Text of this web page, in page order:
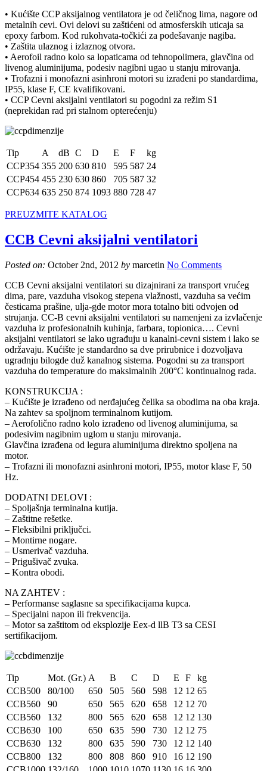
• Kućište CCP aksijalnog ventilatora je od čeličnog lima, nagore od
metalnih cevi. Ovi delovi su zaštićeni od atmosferskih uticaja sa
epoxy farbom. Kod rukohvata-točkići za podešavanje nagiba.
• Zaštita ulaznog i izlaznog otvora.
• Aerofoil radno kolo sa lopaticama od tehnopolimera, glavčina od
livenog aluminijuma, podesiv nagibni ugao u stanju mirovanja.
• Trofazni i monofazni asinhroni motori su izrađeni po standardima,
IP55, klase F, CE kvalifikovani.
• CCP Cevni aksijalni ventilatori su pogodni za režim S1
(neprekidan rad pri stalnom opterećenju)
Tip A dB C D E F
kg
CCP354 355 200 630 810 595 587 24
CCP454 455 230 630 860 705 587 32
CCP634 635 250 874 1093 880 728 47
PREUZMITE KATALOG
CCB Cevni aksijalni ventilatori
Posted on: October 2nd, 2012 by marcetin No Comments
CCB Cevni aksijalni ventilatori su dizajnirani za transport vrućeg
dima, pare, vazduha visokog stepena vlažnosti, vazduha sa većim
česticama prašine, ulja-gde motor mora totalno biti odvojen od
strujanja. CC-B cevni aksijalni ventilatori su namenjeni za izvlačenje
vazduha iz profesionalnih kuhinja, farbara, topionica…. Cevni
aksijalni ventilatori se lako ugrađuju u kanalni-cevni sistem i lako se
održavaju. Kućište je standardno sa dve prirubnice i dozvoljava
ugradnju bilogde duž kanalnog sistema. Pogodni su za transport
vazduha do temperature do maksimalnih 200°C kontinualnog rada.
KONSTRUKCIJA :
– Kućište je izrađeno od nerđajućeg čelika sa obodima na oba kraja.
Na zahtev sa spoljnom terminalnom kutijom.
– Aerofolično radno kolo izrađeno od livenog aluminijuma, sa
podesivim nagibnim uglom u stanju mirovanja.
Glavčina izrađena od legura aluminijuma direktno spoljena na
motor.
– Trofazni ili monofazni asinhroni motori, IP55, motor klase F, 50
Hz.
DODATNI DELOVI :
– Spoljašnja terminalna kutija.
– Zaštitne rešetke.
– Fleksibilni priključci.
– Montirne nogare.
– Usmerivač vazduha.
– Prigušivač zvuka.
– Kontra obodi.
NA ZAHTEV :
– Performanse saglasne sa specifikacijama kupca.
– Specijalni napon ili frekvencija.
– Motor sa zaštitom od eksplozije Eex-d llB T3 sa CESI
sertifikacijom.
Tip Mot. (Gr.) A B C D E F
kg
CCB500
80/100 650 505 560 598 12 12 65
CCB560
90 650 565 620 658 12 12 70
CCB560
132 800 565 620 658 12 12 130
CCB630
100 650 635 590 730 12 12 75
CCB630
132 800 635 590 730 12 12 140
CCB800
132 800 808 860 910 16 12 190